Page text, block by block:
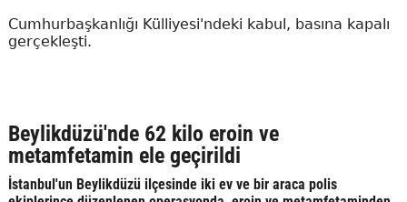
Cumhurbaşkanlığı Külliyesi'ndeki kabul, basına kapalı
gerçekleşti.
Beylikdüzü'nde 62 kilo eroin ve
metamfetamin ele geçirildi
İstanbul'un Beylikdüzü ilçesinde iki ev ve bir araca polis